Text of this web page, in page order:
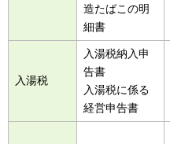
造たばこの明
細書
入湯税
入湯税納入申
告書
入湯税に係る
経営申告書